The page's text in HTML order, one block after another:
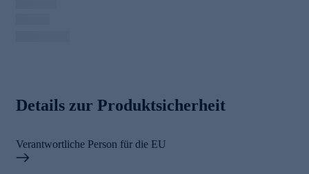
Details zur Produktsicherheit
Verantwortliche Person für die EU